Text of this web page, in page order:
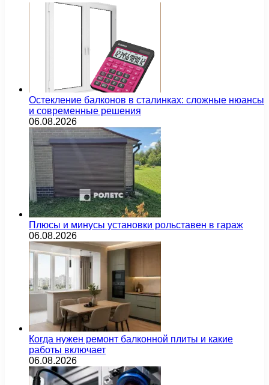
Остекление балконов в сталинках: сложные нюансы
и современные решения
06.08.2026
Плюсы и минусы установки рольставен в гараж
06.08.2026
Когда нужен ремонт балконной плиты и какие
работы включает
06.08.2026